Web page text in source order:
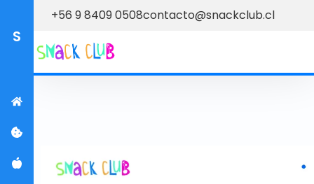
+56 9 8409 0508contacto@snackclub.cl
S